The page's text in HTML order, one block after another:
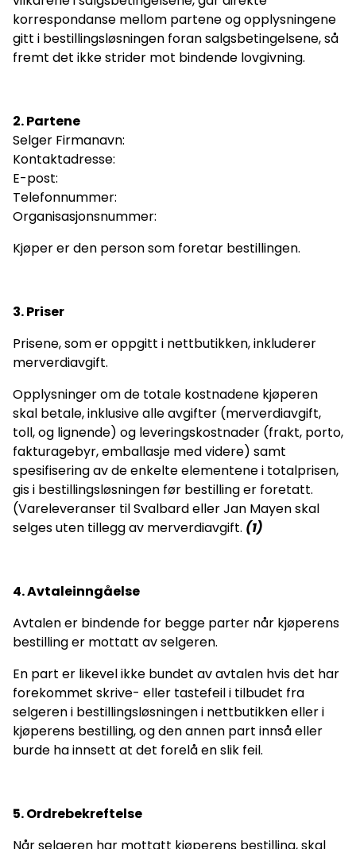
korrespondanse mellom partene og opplysningene
gitt i bestillingsløsningen foran salgsbetingelsene, så
fremt det ikke strider mot bindende lovgivning.
2. Partene
Selger Firmanavn:
Kontaktadresse:
E-post:
Telefonnummer:
Organisasjonsnummer:
Kjøper er den person som foretar bestillingen.
3. Priser
Prisene, som er oppgitt i nettbutikken, inkluderer
merverdiavgift.
Opplysninger om de totale kostnadene kjøperen
skal betale, inklusive alle avgifter (merverdiavgift,
toll, og lignende) og leveringskostnader (frakt, porto,
fakturagebyr, emballasje med videre) samt
spesifisering av de enkelte elementene i totalprisen,
gis i bestillingsløsningen før bestilling er foretatt.
(Vareleveranser til Svalbard eller Jan Mayen skal
selges uten tillegg av merverdiavgift. (1)
4. Avtaleinngåelse
Avtalen er bindende for begge parter når kjøperens
bestilling er mottatt av selgeren.
En part er likevel ikke bundet av avtalen hvis det har
forekommet skrive- eller tastefeil i tilbudet fra
selgeren i bestillingsløsningen i nettbutikken eller i
kjøperens bestilling, og den annen part innså eller
burde ha innsett at det forelå en slik feil.
5. Ordrebekreftelse
Når selgeren har mottatt kjøperens bestilling, skal